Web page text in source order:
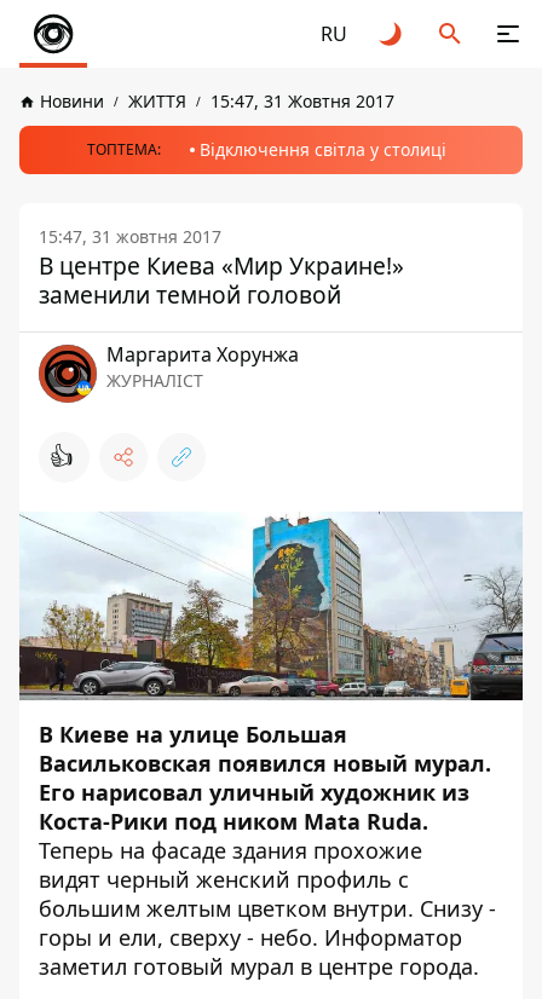
RU
Новини ЖИТТЯ 15:47, 31 Жовтня 2017
ТОПТЕМА: Відключення світла у столиці
15:47, 31 жовтня 2017
В центре Киева «Мир Украине!»
заменили темной головой
Маргарита Хорунжа
ЖУРНАЛІСТ
👍
В Киеве на улице Большая
Васильковская появился новый мурал.
Его нарисовал уличный художник из
Коста-Рики под ником Mata Ruda.
Теперь на фасаде здания прохожие
видят черный женский профиль с
большим желтым цветком внутри. Снизу -
горы и ели, сверху - небо. Информатор
заметил готовый мурал в центре города.